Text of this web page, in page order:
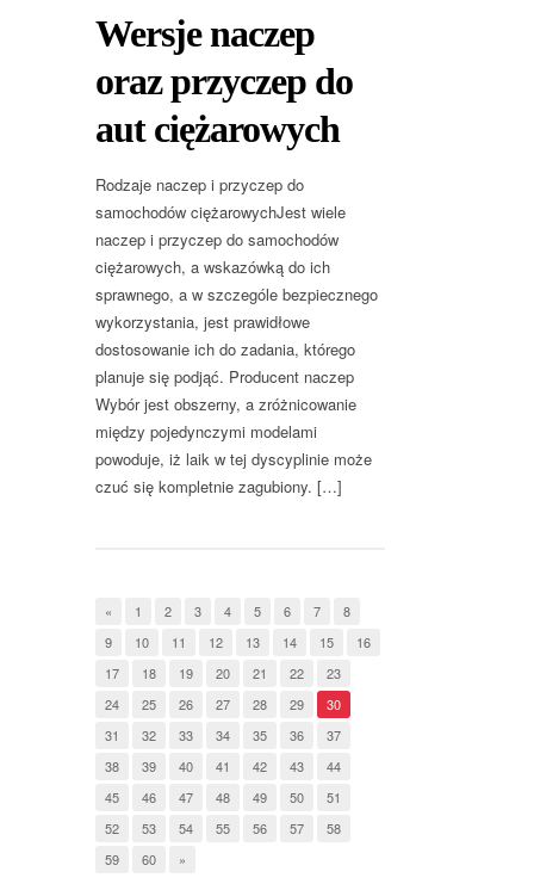
Wersje naczep
oraz przyczep do
aut ciężarowych
Rodzaje naczep i przyczep do
samochodów ciężarowychJest wiele
naczep i przyczep do samochodów
ciężarowych, a wskazówką do ich
sprawnego, a w szczególe bezpiecznego
wykorzystania, jest prawidłowe
dostosowanie ich do zadania, którego
planuje się podjąć. Producent naczep
Wybór jest obszerny, a zróżnicowanie
między pojedynczymi modelami
powoduje, iż laik w tej dyscyplinie może
czuć się kompletnie zagubiony. […]
« 1 2 3 4 5 6 7
8
9
10 11 12 13 14 15
16
17
18 19 20 21 22
23
24
25 26 27 28 29
30
31
32 33 34 35 36
37
38
39 40 41 42 43
44
45
46 47 48 49 50
51
52
53 54 55 56 57
58
59
60 »